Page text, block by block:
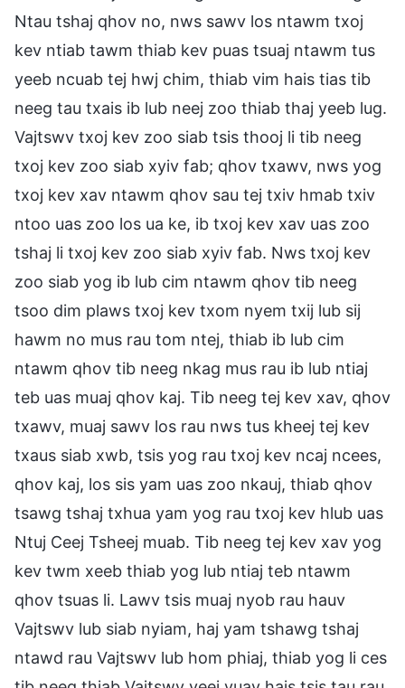
Ntau tshaj qhov no, nws sawv los ntawm txoj
kev ntiab tawm thiab kev puas tsuaj ntawm tus
yeeb ncuab tej hwj chim, thiab vim hais tias tib
neeg tau txais ib lub neej zoo thiab thaj yeeb lug.
Vajtswv txoj kev zoo siab tsis thooj li tib neeg
txoj kev zoo siab xyiv fab; qhov txawv, nws yog
txoj kev xav ntawm qhov sau tej txiv hmab txiv
ntoo uas zoo los ua ke, ib txoj kev xav uas zoo
tshaj li txoj kev zoo siab xyiv fab. Nws txoj kev
zoo siab yog ib lub cim ntawm qhov tib neeg
tsoo dim plaws txoj kev txom nyem txij lub sij
hawm no mus rau tom ntej, thiab ib lub cim
ntawm qhov tib neeg nkag mus rau ib lub ntiaj
teb uas muaj qhov kaj. Tib neeg tej kev xav, qhov
txawv, muaj sawv los rau nws tus kheej tej kev
txaus siab xwb, tsis yog rau txoj kev ncaj ncees,
qhov kaj, los sis yam uas zoo nkauj, thiab qhov
tsawg tshaj txhua yam yog rau txoj kev hlub uas
Ntuj Ceej Tsheej muab. Tib neeg tej kev xav yog
kev twm xeeb thiab yog lub ntiaj teb ntawm
qhov tsuas li. Lawv tsis muaj nyob rau hauv
Vajtswv lub siab nyiam, haj yam tshawg tshaj
ntawd rau Vajtswv lub hom phiaj, thiab yog li ces